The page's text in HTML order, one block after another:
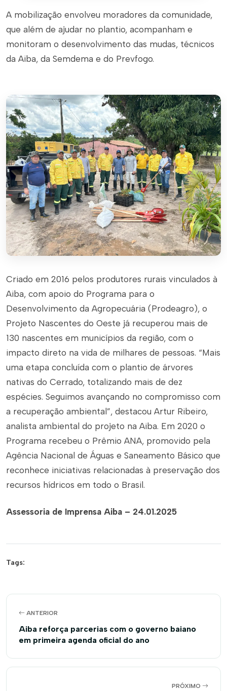
A mobilização envolveu moradores da comunidade,
que além de ajudar no plantio, acompanham e
monitoram o desenvolvimento das mudas, técnicos
da Aiba, da Semdema e do Prevfogo.
Criado em 2016 pelos produtores rurais vinculados à
Aiba, com apoio do Programa para o
Desenvolvimento da Agropecuária (Prodeagro), o
Projeto Nascentes do Oeste já recuperou mais de
130 nascentes em municípios da região, com o
impacto direto na vida de milhares de pessoas. “Mais
uma etapa concluída com o plantio de árvores
nativas do Cerrado, totalizando mais de dez
espécies. Seguimos avançando no compromisso com
a recuperação ambiental”, destacou Artur Ribeiro,
analista ambiental do projeto na Aiba. Em 2020 o
Programa recebeu o Prêmio ANA, promovido pela
Agência Nacional de Águas e Saneamento Básico que
reconhece iniciativas relacionadas à preservação dos
recursos hídricos em todo o Brasil.
Assessoria de Imprensa Aiba – 24.01.2025
Tags:
ANTERIOR
Aiba reforça parcerias com o governo baiano
em primeira agenda oficial do ano
PRÓXIMO